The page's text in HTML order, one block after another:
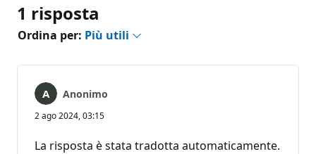
1 risposta
Ordina per: Più utili
Anonimo
2 ago 2024, 03:15
La risposta è stata tradotta automaticamente.